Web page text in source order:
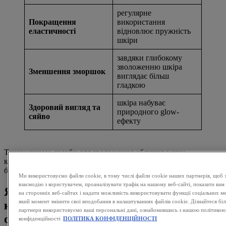
Покращення
еластичності
регулярне
використання
відновлює пружність
шкіри
Зменшення зморшок
завдяки глибокому
зволоженню шкіра
виглядає більш
гладкою
Здоровий вигляд та
сяйво
шкіра набуває
природного glow-
ефекту
Таким чином, засоби для зволоження обличчя з цим
компонентом
боротьбі з ознаками старіння.
Як використовувати гіалуронову
кислоту для обличчя: етапи догляду,
оптимальний час
Ми використовуємо файли cookie, в тому числі файли cookie наших партнерів, щоб
взаємодію з користувачем, проаналізувати трафік на нашому веб-сайті, показати
на сторонніх веб-сайтах і надати можливість використовувати функції
який момент змінити свої вподобання в налаштуваннях файлів cookie. Дізнайтеся
партнери використовуємо ваші персональні дані, ознайомившись з нашою політикою
конфіденційності ПОЛІТИКА КОНФІДЕНЦІЙНОСТІ